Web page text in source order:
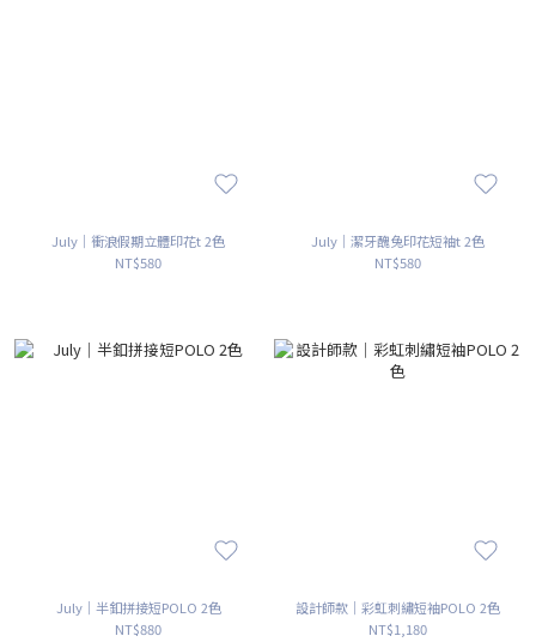
July｜衝浪假期立體印花t 2色
NT$580
July｜潔牙醜兔印花短袖t 2色
NT$580
July｜半釦拼接短POLO 2色
NT$880
設計師款｜彩虹刺繡短袖POLO 2色
NT$1,180